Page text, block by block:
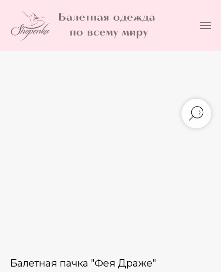
Балетная пачка "Фея Драже"